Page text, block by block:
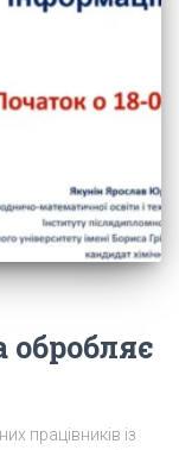
працівників із